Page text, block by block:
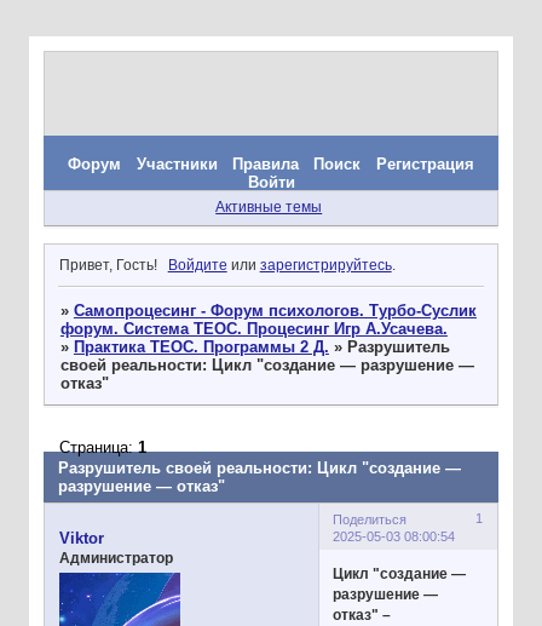
Форум Участники Правила Поиск
Регистрация
Войти
Активные темы
Привет, Гость! Войдите или зарегистрируйтесь.
» Самопроцесинг - Форум психологов. Турбо-Суслик
форум. Система ТЕОС. Процесинг Игр А.Усачева.
» Практика ТЕОС. Программы 2 Д. » Разрушитель
своей реальности: Цикл "создание — разрушение —
отказ"
Разрушитель своей реальности: Цикл "создание —
разрушение — отказ"
Страница:1
Поделиться
1
2025-05-03 08:00:54
Viktor
Администратор
Цикл "создание —
разрушение —
отказ" –